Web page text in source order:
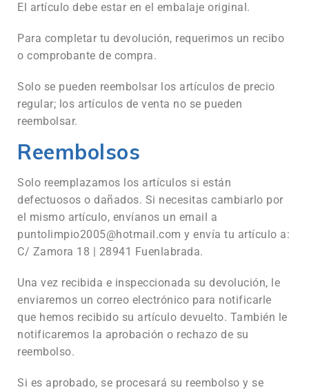
El artículo debe estar en el embalaje original.
Para completar tu devolución, requerimos un recibo
o comprobante de compra.
Solo se pueden reembolsar los artículos de precio
regular; los artículos de venta no se pueden
reembolsar.
Reembolsos
Solo reemplazamos los artículos si están
defectuosos o dañados. Si necesitas cambiarlo por
el mismo artículo, envíanos un email a
puntolimpio2005@hotmail.com y envía tu artículo a:
C/ Zamora 18 | 28941 Fuenlabrada.
Una vez recibida e inspeccionada su devolución, le
enviaremos un correo electrónico para notificarle
que hemos recibido su artículo devuelto. También le
notificaremos la aprobación o rechazo de su
reembolso.
Si es aprobado, se procesará su reembolso y se